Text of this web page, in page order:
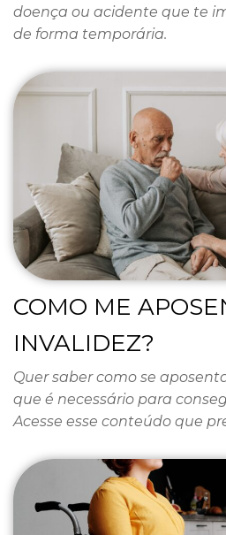
doença ou acidente que te
de forma temporária.
COMO ME
INVALIDEZ?
Quer saber como se
que é necessário para
Acesse esse conteúdo que